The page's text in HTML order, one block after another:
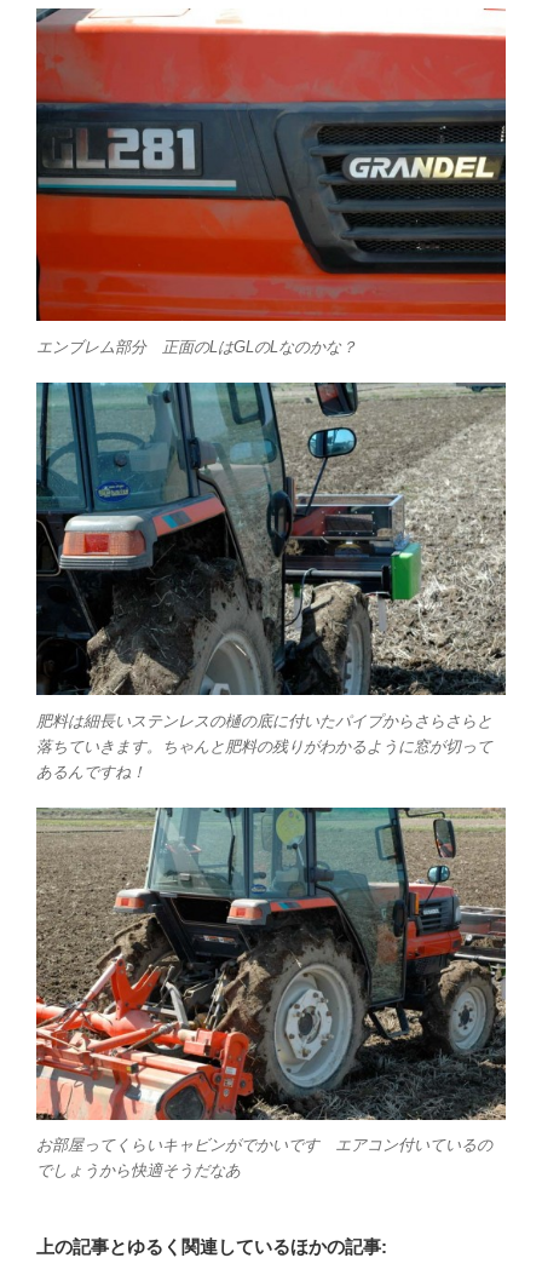
エンブレム部分 正面のLはGLのLなのかな？
肥料は細長いステンレスの樋の底に付いたパイプからさらさらと
落ちていきます。ちゃんと肥料の残りがわかるように窓が切って
あるんですね！
お部屋ってくらいキャビンがでかいです エアコン付いているの
でしょうから快適そうだなあ
上の記事とゆるく関連しているほかの記事: